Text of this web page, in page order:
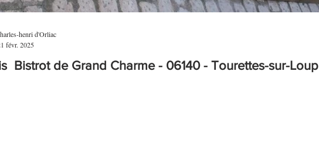
Bistrot de Grand Charme - 06140 - Tourettes-sur-Loup
henri d'Orliac
févr. 2025